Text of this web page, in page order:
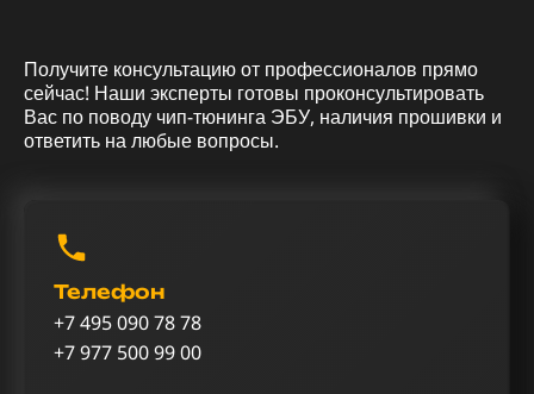
Получите консультацию от профессионалов прямо
сейчас! Наши эксперты готовы проконсультировать
Вас по поводу чип-тюнинга ЭБУ, наличия прошивки и
ответить на любые вопросы.
Телефон
+7 495 090 78 78
+7 977 500 99 00